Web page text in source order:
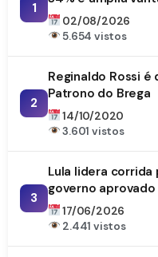
1
da Paraíba
02/08/2026
5.654 vistos
2
Reginaldo Rossi
Patrono do Brega
14/10/2020
3.601 vistos
3
Lula lidera corrida
governo
17/06/2026
2.441 vistos